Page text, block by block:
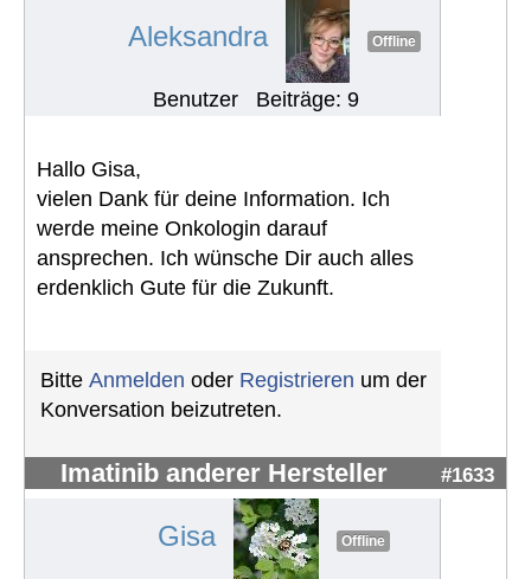
Aleksandra Offline
Benutzer Beiträge: 9
Hallo Gisa,
vielen Dank für deine Information. Ich
werde meine Onkologin darauf
ansprechen. Ich wünsche Dir auch alles
erdenklich Gute für die Zukunft.
Bitte Anmelden oder Registrieren um der
Konversation beizutreten.
Imatinib anderer Hersteller #1633
Gisa Offline